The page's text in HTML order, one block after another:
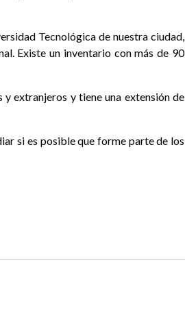
Tecnológica de nuestra ciudad,
Existe un inventario con más de 90
extranjeros y tiene una extensión de
si es posible que forme parte de los